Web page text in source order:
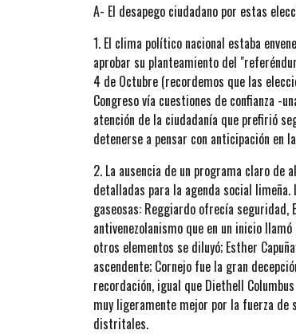
A- El desapego ciudadano por estas
1. El clima político nacional estaba
aprobar su planteamiento del
4 de Octubre (recordemos que las
Congreso vía cuestiones de confianza -
atención de la ciudadanía que prefirió
detenerse a pensar con anticipación en
2. La ausencia de un programa claro de
detalladas para la agenda social
gaseosas: Reggiardo ofrecía seguridad,
antivenezolanismo que en un inicio
otros elementos se diluyó; Esther
ascendente; Cornejo fue la gran
recordación, igual que Diethell
muy ligeramente mejor por la fuerza de
distritales.